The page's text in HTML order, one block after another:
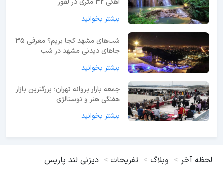
آهکی ۳۲ متری در لفور
بیشتر بخوانید
شب‌های مشهد کجا بریم؟ معرفی 35
جاهای دیدنی مشهد در شب
بیشتر بخوانید
جمعه بازار پروانه تهران؛ بزرگترین بازار
هفتگی هنر و نوستالژی
بیشتر بخوانید
لحظه آخر وبلاگ تفریحات دیزنی لند پاریس